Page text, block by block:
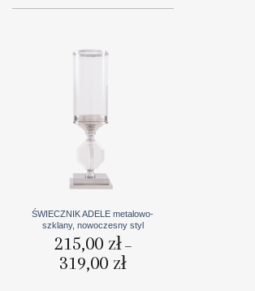
ŚWIECZNIK ADELE metalowo-
szklany, nowoczesny styl
215,00 zł –
319,00 złZakres
cen: